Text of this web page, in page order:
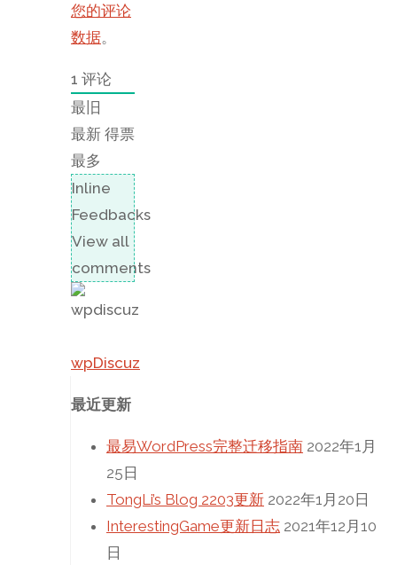
您的评论
数据。
1 评论
最旧
最新 得票
最多
Inline
Feedbacks
View all
comments
wpDiscuz
最近更新
最易WordPress完整迁移指南 2022年1月
25日
TongLi’s Blog 2203更新 2022年1月20日
InterestingGame更新日志 2021年12月10
日